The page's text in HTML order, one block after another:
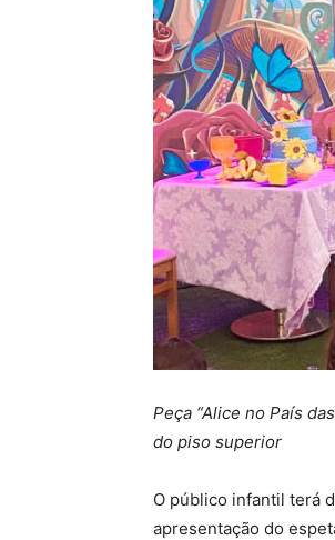
Peça “Alice no País
do piso superior
O público infantil terá
apresentação do